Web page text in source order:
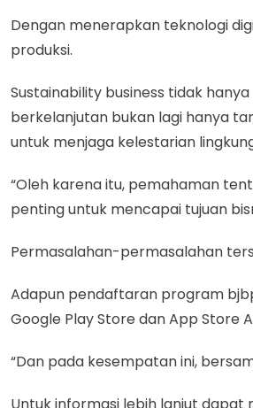
Dengan menerapkan teknologi
produksi.
Sustainability business tidak
berkelanjutan bukan lagi hanya
untuk menjaga kelestarian
“Oleh karena itu, pemahaman
penting untuk mencapai tujuan
Permasalahan-permasalahan
Adapun pendaftaran program
Google Play Store dan App Store
“Dan pada kesempatan ini,